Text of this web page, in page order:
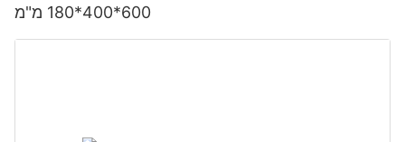
600*400*180 מ"מ